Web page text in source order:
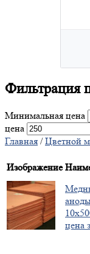
Фильтрация
Минимальная цена
цена
Главная /Цветной
Изображение
цена